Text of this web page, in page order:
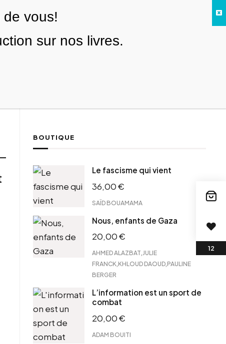
BOUTIQUE
Le fascisme qui vient
36,00€
SAÏD BOUAMAMA
Nous, enfants de Gaza
20,00€
AHMED ALAZBAT JULIE
FRANCK KHLOUD DAOUD PAULINE
BERGER
L’information est un sport de
combat
20,00€
ADAM BOUITI
de vous!
sur nos livres.